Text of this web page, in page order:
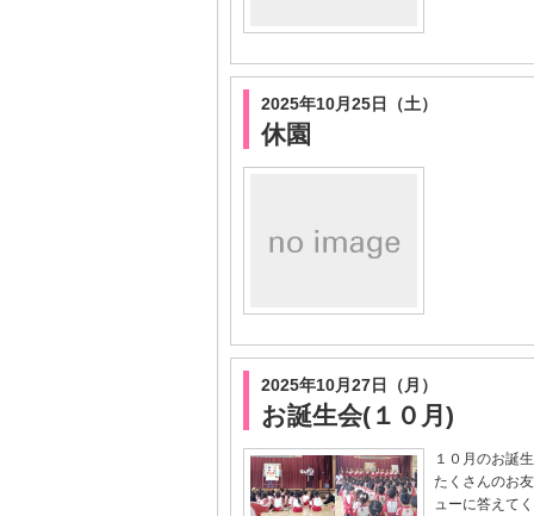
2025年10月25日（土）
休園
2025年10月27日（月）
お誕生会(１０月)
１０月のお誕
たくさんのお
ューに答えて